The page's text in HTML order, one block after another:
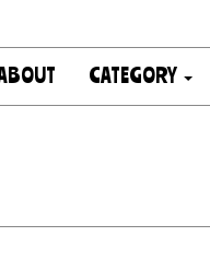
CATEGORY